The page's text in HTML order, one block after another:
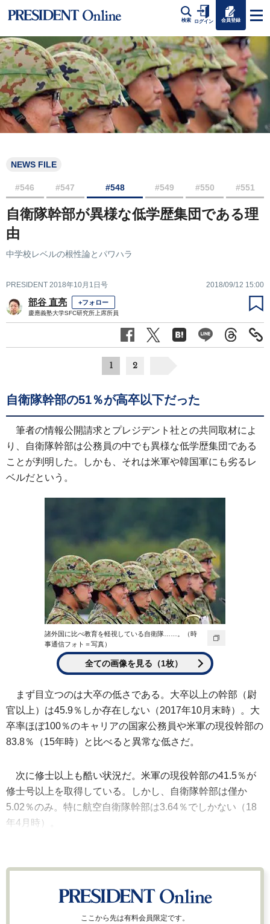
検索 ログイン 会員登録
NEWS FILE
#546 #547 #548 #549 #550 #551
自衛隊幹部が異様な低学歴集団である理
由
中学校レベルの根性論とパワハラ
PRESIDENT 2018年10月1日号 2018/09/12 15:00
部谷 直亮 +フォロー
慶應義塾大学SFC研究所上席所員
1 2
自衛隊幹部の51％が高卒以下だった
筆者の情報公開請求とプレジデント社との共同取材によ
り、自衛隊幹部は公務員の中でも異様な低学歴集団である
ことが判明した。しかも、それは米軍や韓国軍にも劣るレ
ベルだという。
諸外国に比べ教育を軽視している自衛隊……。（時
事通信フォト＝写真）
全ての画像を見る（1枚）
まず目立つのは大卒の低さである。大卒以上の幹部（尉
官以上）は45.9％しか存在しない（2017年10月末時）。大
卒率ほぼ100％のキャリアの国家公務員や米軍の現役幹部の
83.8％（15年時）と比べると異常な低さだ。
次に修士以上も酷い状況だ。米軍の現役幹部の41.5％が
修士号以上を取得している。しかし、自衛隊幹部は僅か
5.02％のみ。特に航空自衛隊幹部は3.64％でしかない（18
年4月時）。
ここから先は有料会員限定です。